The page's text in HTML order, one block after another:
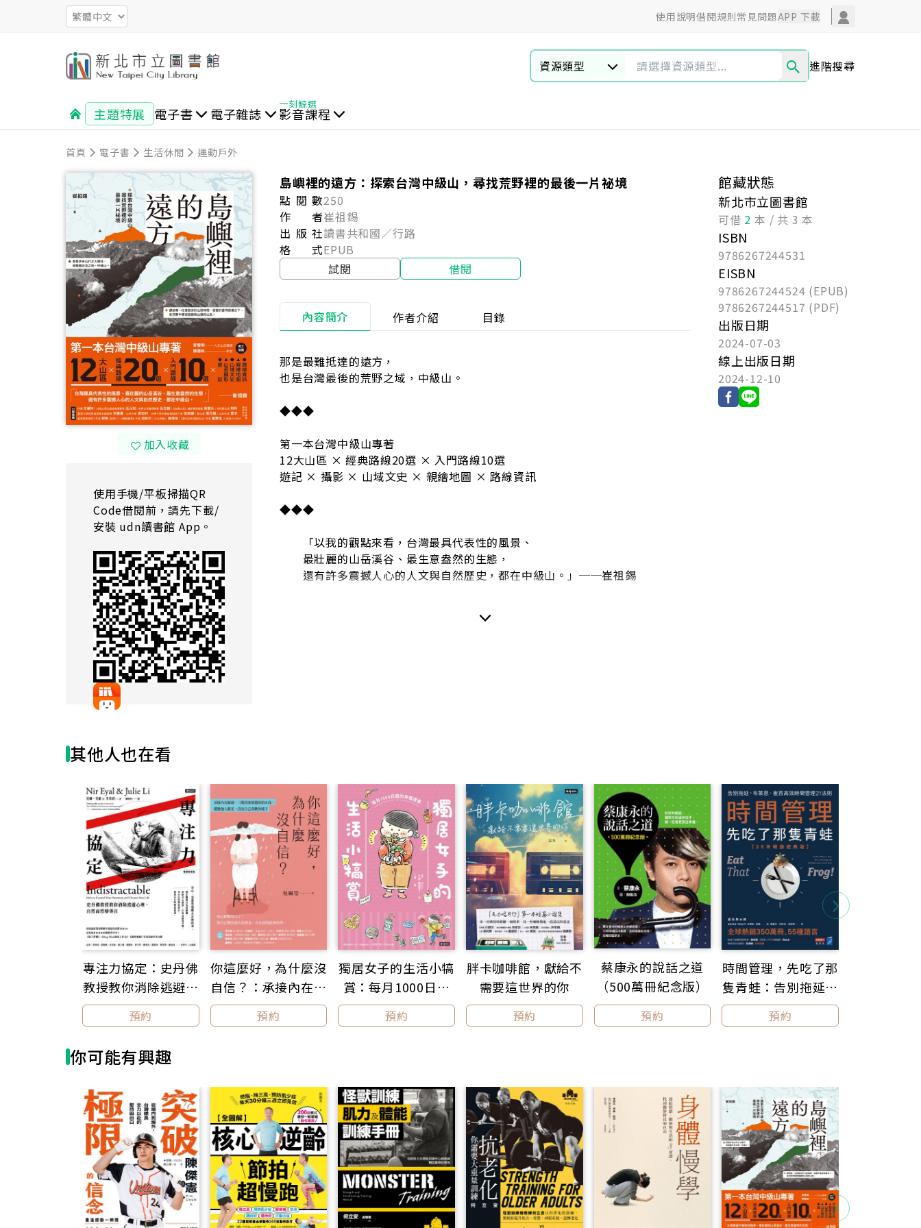
使用說明借閱規則常見問題APP 下載
資源類型 進階搜尋
主題特展 電子書
文學 生活休閒 心靈勵志
外文書
觀光旅遊 親子 教育 兒少 言情 輕小說 醫療保健
電子雜誌
新聞時事 閱讀藝文 時尚風格
影音課程
文史哲 商業管理 休閒生活
首頁 電子書 生活休閒 運動戶外
加入收藏
使用手機/平板掃描QR
Code借閱前，請先下載/
安裝 udn讀書館 App。
島嶼裡的遠方：探索台灣中級山，尋找荒野裡的最後一片祕境
點閱數250
作者崔祖錫
出版社讀書共和國／行路
格式EPUB
試閱
借閱
內容簡介 作者介紹 目錄
那是最難抵達的遠方，
也是台灣最後的荒野之域，中級山。
◆◆◆
第一本台灣中級山專著
12大山區 × 經典路線20選 × 入門路線10選
遊記 × 攝影 × 山域文史 × 親繪地圖 × 路線資訊
◆◆◆
「以我的觀點來看，台灣最具代表性的風景、
最壯麗的山岳溪谷、最生意盎然的生態，
還有許多震撼人心的人文與自然歷史，都在中級山。」──崔祖錫
你必定知道彷彿能與日月星辰比肩的高山百岳，也應該知道最貼近我們生活
中級山曾經是山岳原住民族活動的領域，然而，原住民族在日治時期陸續被
迫遷出山區；隨後，高山又因百岳之名加持而蔚為風潮，卻也間接讓中級山更被
淡忘……
不過，正是這樣的「被遺忘」，加上後來林場陸續禁伐，中級山終能開始修
整生息，還復自然。於是，氣候、地形的自然因素，加上鮮有人至導致路跡模
糊，久而久之，攀登中級山的難度超越了高山，中級山也得以保持著神祕面貌。
◆走進紀錄近乎空白的山域
30年前開始，崔祖錫義無反顧地選擇了踏進紀錄仍有許多空白的中級山，在
尚未講究輕量化的年代，他揹起的裝備往往重達三、四十公斤，再扛上一組單眼
相機，在陌生而又可能充滿險阻的環境裡，每次上山都是一場考驗心力的陣仗，
每張照片也都彌足珍貴。
譜與歷史的地圖。
他也則根據多年的攀登經驗，為山友選出20條難度稍高的探勘型路線，以及
10顆適合一般山友的入門路線，他把造訪每座山的過程寫成一篇篇文情並茂的遊
記，再搭配難度分析、交通等基本資訊，讓我們不僅能身歷其境般體驗他的歷
程，也能做為準備出發的參考。
「要真正能深入遍尋中級山，
也需要最豐富的經驗、體能與技術，撇開技術型登山路線，
館藏狀態
新北市立圖書館
可借 2 本 / 共 3 本
ISBN
9786267244531
EISBN
9786267244524 (EPUB)
9786267244517 (PDF)
出版日期
2024-07-03
線上出版日期
2024-12-10
其他人也在看
專注力協定：史丹佛
教授教你消除逃避心
理，自然而然變專注
【暢銷新裝版】
預約
你這麼好，為什麼沒
自信？：承接內在脆
弱，三階段重建穩固
的自我，擺脫他人眼
預約
獨居女子的生活小犒
賞：每月1000日圓
的幸福提案
預約
胖卡咖啡館，獻給不
需要這世界的你
預約
蔡康永的說話之道
（500萬冊紀念版）
預約
時間管理，先吃了那
隻青蛙：告別拖延，
布萊恩．崔西高效時
間管理21法則
預約
你可能有興趣